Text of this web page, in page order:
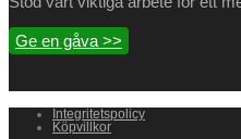
Ge en gåva >>
Integritetspolicy
Köpvillkor